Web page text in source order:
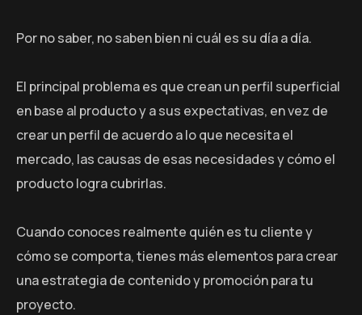
Por no saber, no saben bien ni cuál es su día a día.
El principal problema es que crean un perfil superficial
en base al producto y a sus expectativas, en vez de
crear un perfil de acuerdo a lo que necesita el
mercado, las causas de esas necesidades y cómo el
producto logra cubrirlas.
Cuando conoces realmente quién es tu cliente y
cómo se comporta, tienes más elementos para crear
una estrategia de contenido y promoción para tu
proyecto.